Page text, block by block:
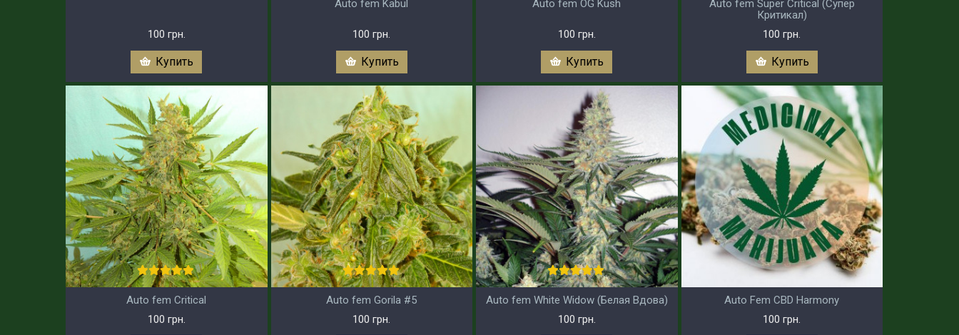
100 грн.
Купить
Auto fem Kabul
100 грн.
Купить
Auto fem OG Kush
100 грн.
Купить
Auto fem Super Critical (Супер
Критикал)
100 грн.
Купить
Auto fem Critical
100 грн.
Auto fem Gorila #5
100 грн.
Auto fem White Widow (Белая Вдова)
100 грн.
Auto Fem CBD Harmony
100 грн.